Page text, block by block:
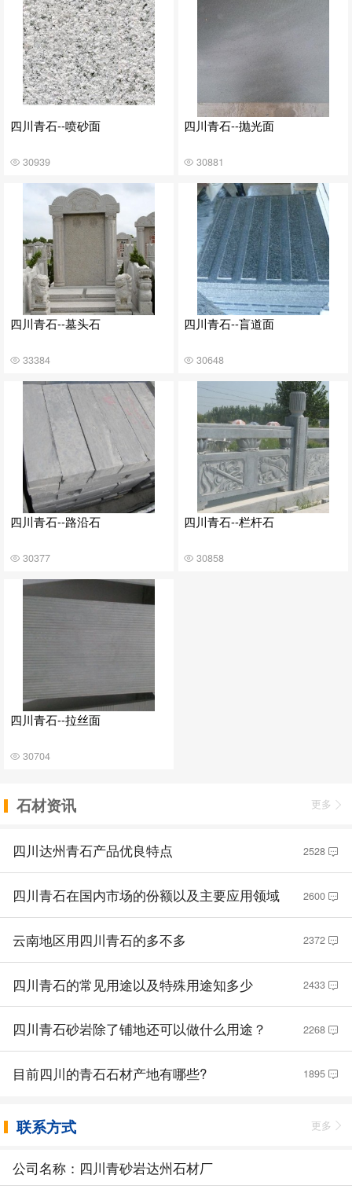
四川青石--喷砂面
30939
四川青石--抛光面
30881
四川青石--墓头石
33384
四川青石--盲道面
30648
四川青石--路沿石
30377
四川青石--栏杆石
30858
四川青石--拉丝面
30704
石材资讯 更多
四川达州青石产品优良特点 2528
四川青石在国内市场的份额以及主要应用领域 2600
云南地区用四川青石的多不多 2372
四川青石的常见用途以及特殊用途知多少 2433
四川青石砂岩除了铺地还可以做什么用途？ 2268
目前四川的青石石材产地有哪些? 1895
联系方式 更多
公司名称：四川青砂岩达州石材厂